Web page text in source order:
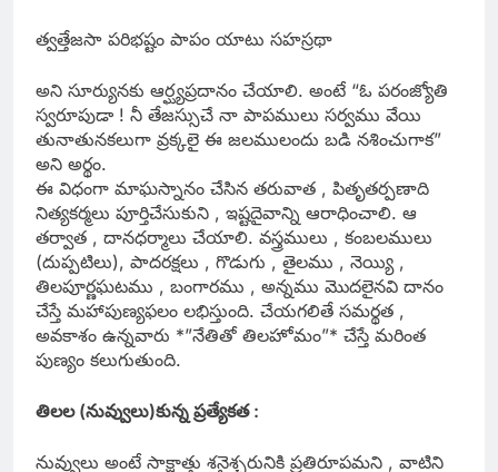
త్వత్తేజసా పరిభష్టం పాపం యాటు సహస్రథా
అని సూర్యునకు ఆర్ఘ్యప్రదానం చేయాలి. అంటే “ఓ పరంజ్యోతి
స్వరూపుడా ! నీ తేజస్సుచే నా పాపములు సర్వము వేయి
తునాతునకలుగా వ్రక్కలై ఈ జలములందు బడి నశించుగాక”
అని అర్థం.
ఈ విధంగా మాఘస్నానం చేసిన తరువాత , పితృతర్పణాది
నిత్యకర్మలు పూర్తిచేసుకుని , ఇష్టదైవాన్ని ఆరాధించాలి. ఆ
తర్వాత , దానధర్మాలు చేయాలి. వస్త్రములు , కంబలములు
(దుప్పటిలు), పాదరక్షలు , గొడుగు , తైలము , నెయ్యి ,
తిలపూర్ణఘటము , బంగారము , అన్నము మొదలైనవి దానం
చేస్తే మహాపుణ్యఫలం లభిస్తుంది. చేయగలితే సమర్థత ,
అవకాశం ఉన్నవారు *”నేతితో తిలహోమం”* చేస్తే మరింత
పుణ్యం కలుగుతుంది.
తిలల (నువ్వులు)కున్న ప్రత్యేకత :
నువ్వులు అంటే సాక్షాత్తు శనైశ్చరునికి ప్రతిరూపమని , వాటిని